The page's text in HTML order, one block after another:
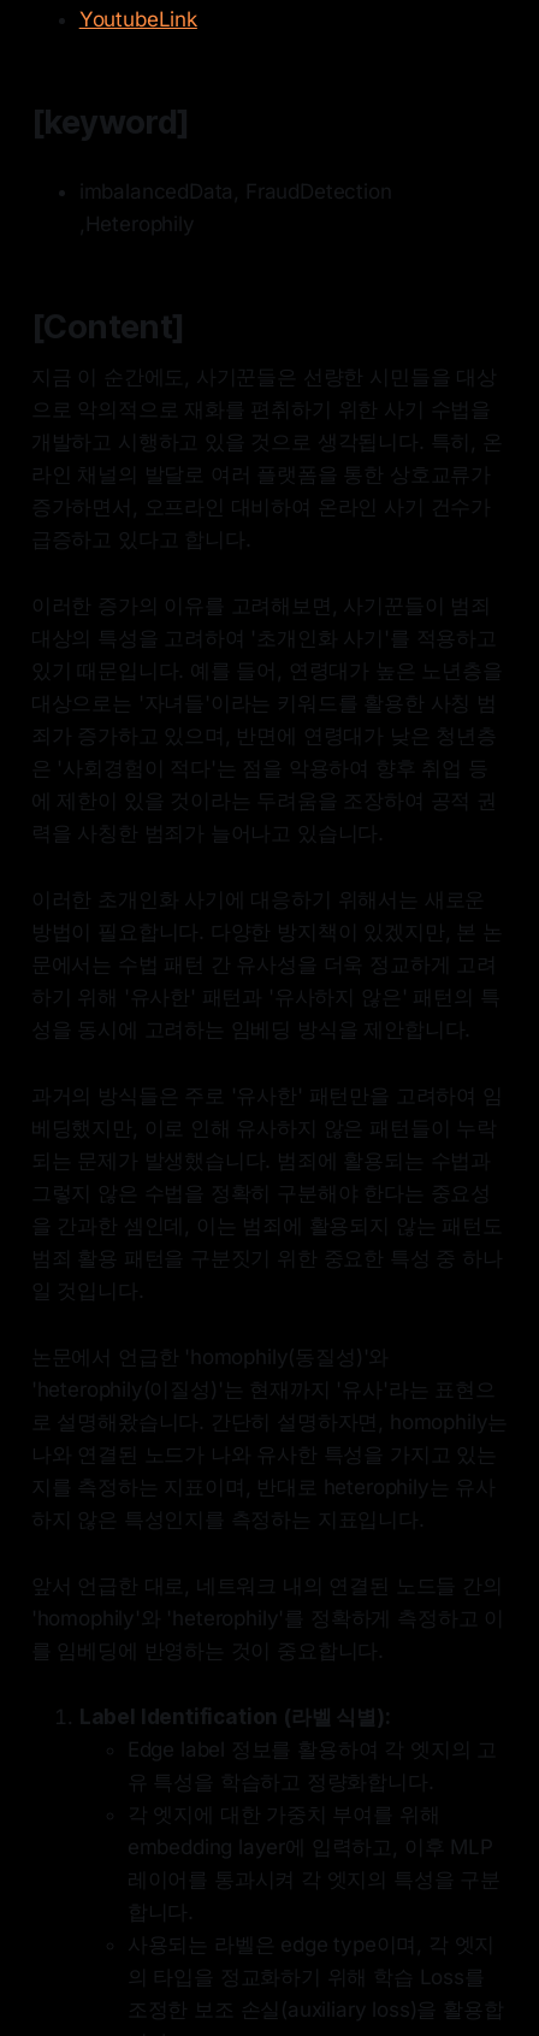
YoutubeLink
[keyword]
imbalancedData, FraudDetection
,Heterophily
[Content]
지금 이 순간에도, 사기꾼들은 선량한 시민들을 대상
으로 악의적으로 재화를 편취하기 위한 사기 수법을
개발하고 시행하고 있을 것으로 생각됩니다. 특히, 온
라인 채널의 발달로 여러 플랫폼을 통한 상호교류가
증가하면서, 오프라인 대비하여 온라인 사기 건수가
급증하고 있다고 합니다.
이러한 증가의 이유를 고려해보면, 사기꾼들이 범죄
대상의 특성을 고려하여 '초개인화 사기'를 적용하고
있기 때문입니다. 예를 들어, 연령대가 높은 노년층을
대상으로는 '자녀들'이라는 키워드를 활용한 사칭 범
죄가 증가하고 있으며, 반면에 연령대가 낮은 청년층
은 '사회경험이 적다'는 점을 악용하여 향후 취업 등
에 제한이 있을 것이라는 두려움을 조장하여 공적 권
력을 사칭한 범죄가 늘어나고 있습니다.
이러한 초개인화 사기에 대응하기 위해서는 새로운
방법이 필요합니다. 다양한 방지책이 있겠지만, 본 논
문에서는 수법 패턴 간 유사성을 더욱 정교하게 고려
하기 위해 '유사한' 패턴과 '유사하지 않은' 패턴의 특
성을 동시에 고려하는 임베딩 방식을 제안합니다.
과거의 방식들은 주로 '유사한' 패턴만을 고려하여 임
베딩했지만, 이로 인해 유사하지 않은 패턴들이 누락
되는 문제가 발생했습니다. 범죄에 활용되는 수법과
그렇지 않은 수법을 정확히 구분해야 한다는 중요성
을 간과한 셈인데, 이는 범죄에 활용되지 않는 패턴도
범죄 활용 패턴을 구분짓기 위한 중요한 특성 중 하나
일 것입니다.
논문에서 언급한 'homophily(동질성)'와
'heterophily(이질성)'는 현재까지 '유사'라는 표현으
로 설명해왔습니다. 간단히 설명하자면, homophily는
나와 연결된 노드가 나와 유사한 특성을 가지고 있는
지를 측정하는 지표이며, 반대로 heterophily는 유사
하지 않은 특성인지를 측정하는 지표입니다.
앞서 언급한 대로, 네트워크 내의 연결된 노드들 간의
'homophily'와 'heterophily'를 정확하게 측정하고 이
를 임베딩에 반영하는 것이 중요합니다.
Label Identification (라벨 식별):
Edge label 정보를 활용하여 각 엣지의 고
유 특성을 학습하고 정량화합니다.
각 엣지에 대한 가중치 부여를 위해
embedding layer에 입력하고, 이후 MLP
레이어를 통과시켜 각 엣지의 특성을 구분
합니다.
사용되는 라벨은 edge type이며, 각 엣지
의 타입을 정교화하기 위해 학습 Loss를
조정한 보조 손실(auxiliary loss)을 활용합